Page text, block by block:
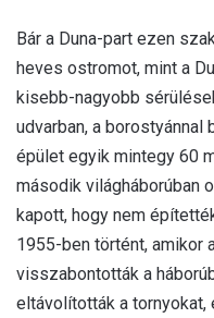
Bár a Duna-part ezen
heves ostromot, mint a
kisebb-nagyobb
udvarban, a
épület egyik mintegy 60
második világháborúban
kapott, hogy nem
1955-ben történt, amikor
visszabontották a
eltávolították a